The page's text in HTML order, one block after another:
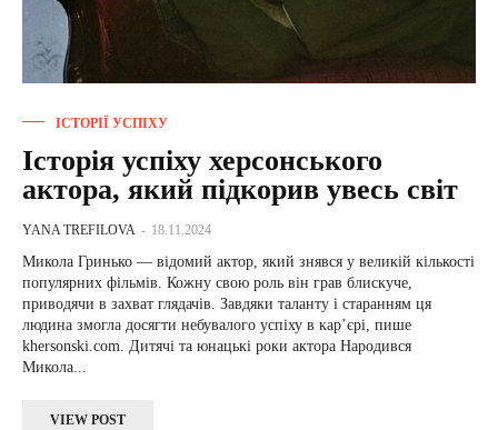
ІСТОРІЇ УСПІХУ
Історія успіху херсонського
актора, який підкорив увесь світ
YANA TREFILOVA - 18.11.2024
Микола Гринько — відомий актор, який знявся у великій кількості
популярних фільмів. Кожну свою роль він грав блискуче,
приводячи в захват глядачів. Завдяки таланту і старанням ця
людина змогла досягти небувалого успіху в кар’єрі, пише
khersonski.com. Дитячі та юнацькі роки актора Народився
Микола...
VIEW POST